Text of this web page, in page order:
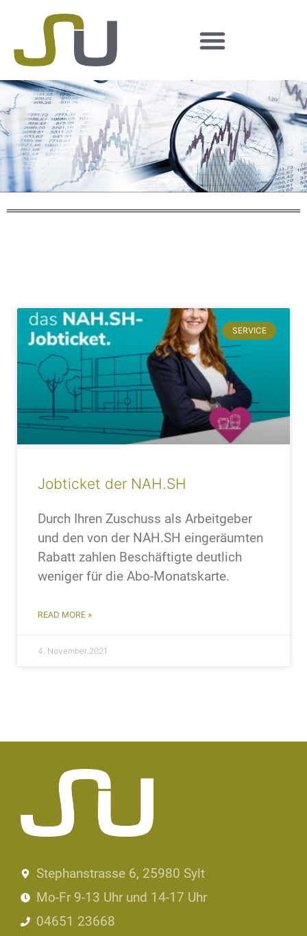
SERVICE
Jobticket der NAH.SH
Durch Ihren Zuschuss als Arbeitgeber
und den von der NAH.SH eingeräumten
Rabatt zahlen Beschäftigte deutlich
weniger für die Abo-Monatskarte.
READ MORE »
4. November 2021
Stephanstrasse 6, 25980 Sylt
Mo-Fr 9-13 Uhr und 14-17 Uhr
04651 23668